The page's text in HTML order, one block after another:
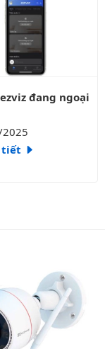
khôngđang ngoại
tiết